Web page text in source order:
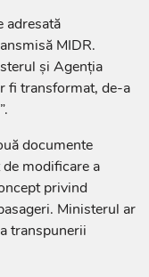
adresată
MIDR.
și Agenția
fi transformat, de-a
documente
modificare a
privind
Ministerul ar
transpunerii